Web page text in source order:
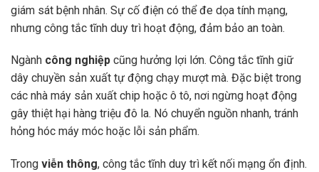
giám sát bệnh nhân. Sự cố điện có thể đe dọa tính mạng,
nhưng công tắc tĩnh duy trì hoạt động, đảm bảo an toàn.
Ngành công nghiệp cũng hưởng lợi lớn. Công tắc tĩnh giữ
dây chuyền sản xuất tự động chạy mượt mà. Đặc biệt trong
các nhà máy sản xuất chip hoặc ô tô, nơi ngừng hoạt động
gây thiệt hại hàng triệu đô la. Nó chuyển nguồn nhanh, tránh
hỏng hóc máy móc hoặc lỗi sản phẩm.
Trong viễn thông, công tắc tĩnh duy trì kết nối mạng ổn định.